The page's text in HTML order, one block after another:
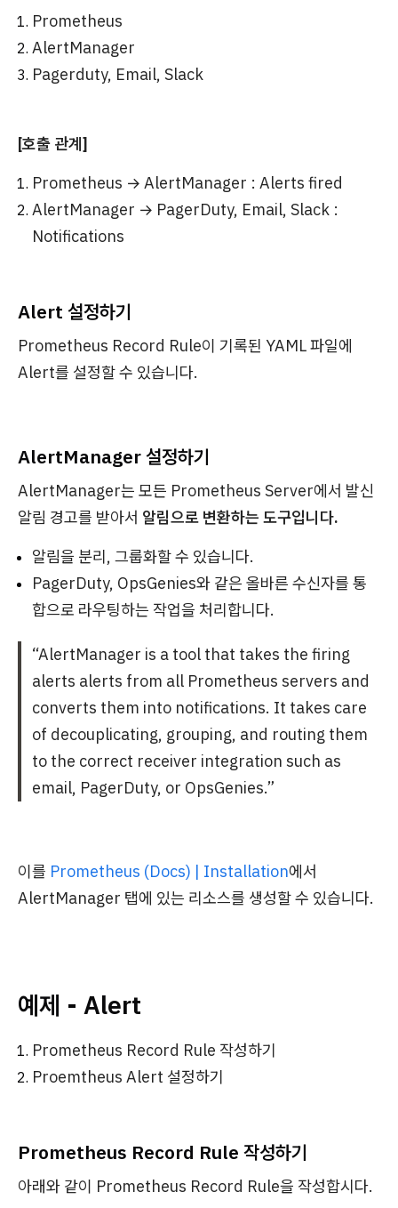
Prometheus
AlertManager
Pagerduty, Email, Slack
[호출 관계]
Prometheus → AlertManager : Alerts fired
AlertManager → PagerDuty, Email, Slack :
Notifications
Alert 설정하기
Prometheus Record Rule이 기록된 YAML 파일에
Alert를 설정할 수 있습니다.
AlertManager 설정하기
AlertManager는 모든 Prometheus Server에서 발신
알림 경고를 받아서 알림으로 변환하는 도구입니다.
알림을 분리, 그룹화할 수 있습니다.
PagerDuty, OpsGenies와 같은 올바른 수신자를 통
합으로 라우팅하는 작업을 처리합니다.
“AlertManager is a tool that takes the firing
alerts alerts from all Prometheus servers and
converts them into notifications. It takes care
of decouplicating, grouping, and routing them
to the correct receiver integration such as
email, PagerDuty, or OpsGenies.”
이를 Prometheus (Docs) | Installation에서
AlertManager 탭에 있는 리소스를 생성할 수 있습니다.
예제 - Alert
Prometheus Record Rule 작성하기
Proemtheus Alert 설정하기
Prometheus Record Rule 작성하기
아래와 같이 Prometheus Record Rule을 작성합시다.